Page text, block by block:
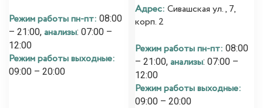
Режим работы пн-пт: 08:00
– 21:00, анализы: 07:00 –
12:00
Режим работы выходные:
09:00 – 20:00
Адрес: Сивашская ул., 7,
корп. 2
Режим работы пн-пт: 08:00
– 21:00, анализы: 07:00 –
12:00
Режим работы выходные:
09:00 – 20:00